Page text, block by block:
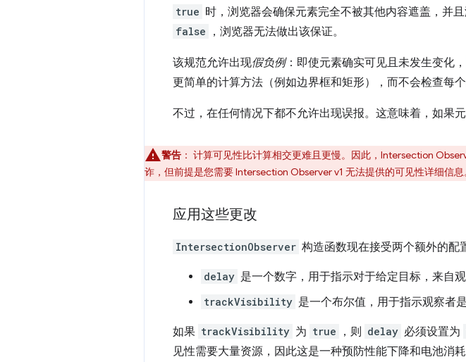
true 时，浏览器会确保元素完全不被其他内容遮盖，并
false ，浏览器无法做出该保证。
该规范允许出现假负例：即使元素确实可见且未发生变化，
更简单的计算方法（例如边界框和矩形），而不会检查每
不过，在任何情况下都不允许出现误报。这意味着，如果
警告 ： 计算可见性比计算相交更难且更慢。因此，Intersection
诈，但前提是您需要 Intersection Observer v1 无法提供的可见性详细信息
应用这些更改
IntersectionObserver 构造函数现在接受两个额外的配
delay 是一个数字，用于指示对于给定目标，来自
trackVisibility 是一个布尔值，用于指示观察者
如果 trackVisibility 为 true ，则 delay 必须设置为
见性需要大量资源，因此这是一种预防性能下降和电池消